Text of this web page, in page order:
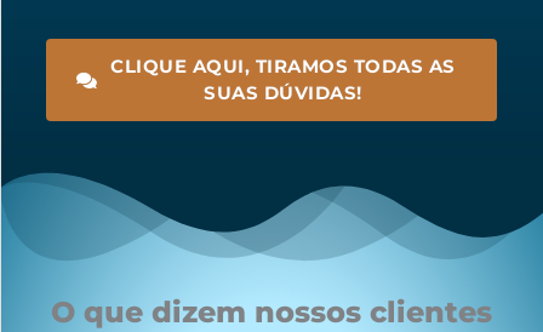
CLIQUE AQUI, TIRAMOS TODAS AS
SUAS DÚVIDAS!
O que dizem nossos clientes